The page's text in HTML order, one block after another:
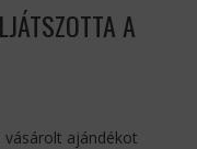
A
vásárolt ajándékot